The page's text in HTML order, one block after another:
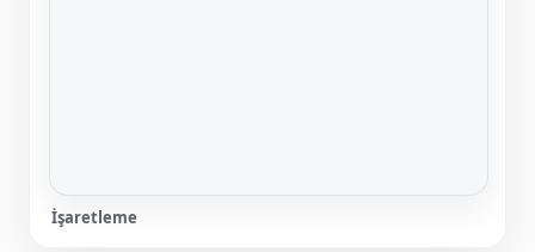
İşaretleme